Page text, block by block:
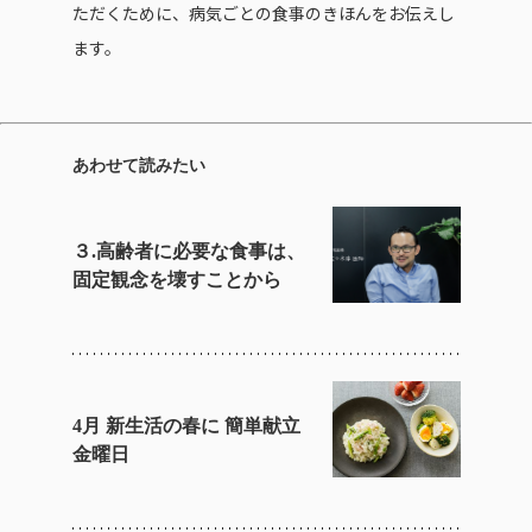
ただくために、病気ごとの食事のきほんをお伝えし
ます。
あわせて読みたい
３.高齢者に必要な食事は、
固定観念を壊すことから
4月 新生活の春に 簡単献立
金曜日